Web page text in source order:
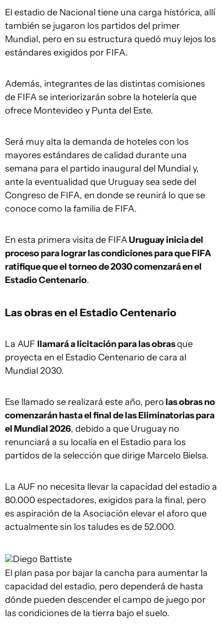
El estadio de Nacional tiene una carga histórica, allí
también se jugaron los partidos del primer
Mundial, pero en su estructura quedó muy lejos los
estándares exigidos por FIFA.
Además, integrantes de las distintas comisiones
de FIFA se interiorizarán sobre la hotelería que
ofrece Montevideo y Punta del Este.
Será muy alta la demanda de hoteles con los
mayores estándares de calidad durante una
semana para el partido inaugural del Mundial y,
ante la eventualidad que Uruguay sea sede del
Congreso de FIFA, en donde se reunirá lo que se
conoce como la familia de FIFA.
En esta primera visita de FIFAUruguay inicia del
proceso para lograr las condiciones para que FIFA
ratifique que el torneo de 2030 comenzará en el
Estadio Centenario.
Las obras en el Estadio Centenario
La AUF llamará a licitación para las obrasque
proyecta en el Estadio Centenario de cara al
Mundial 2030.
Ese llamado se realizará este año, pero las obras no
comenzarán hasta el final de las Eliminatorias para
el Mundial 2026, debido a que Uruguay no
renunciará a su localía en el Estadio para los
partidos de la selección que dirige Marcelo Bielsa.
La AUF no necesita llevar la capacidad del estadio a
80.000 espectadores, exigidos para la final, pero
es aspiración de la Asociación elevar el aforo que
actualmente sin los taludes es de 52.000.
Diego Battiste
El plan pasa por bajar la cancha para aumentar la
capacidad del estadio, pero dependerá de hasta
dónde pueden descender el campo de juego por
las condiciones de la tierra bajo el suelo.